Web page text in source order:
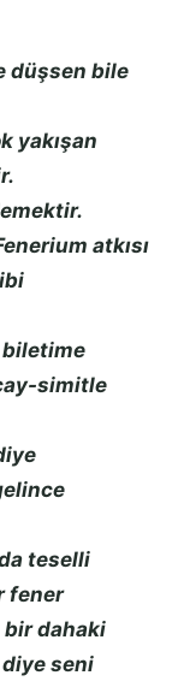
düşsen bile
yakışan
atkısı
biletime
simitle
teselli
fener
bir dahaki
seni